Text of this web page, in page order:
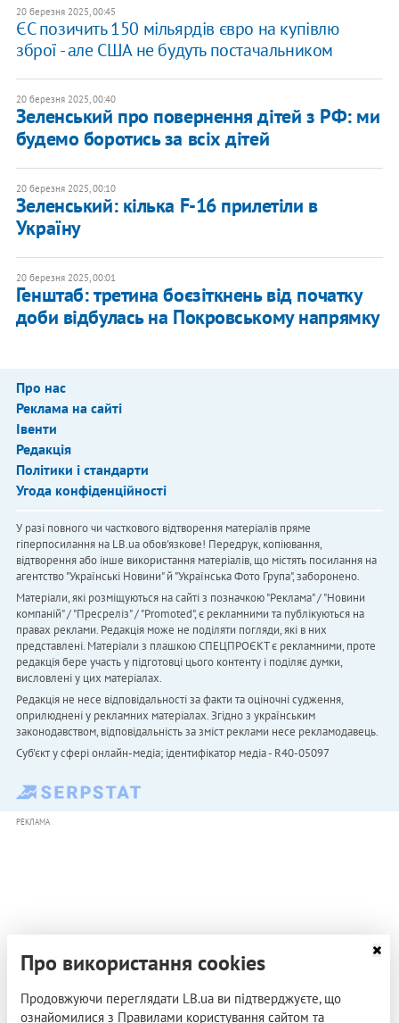
20 березня 2025, 00:45
ЄС позичить 150 мільярдів євро на купівлю
зброї - але США не будуть постачальником
20 березня 2025, 00:40
Зеленський про повернення дітей з РФ: ми
будемо боротись за всіх дітей
20 березня 2025, 00:10
Зеленський: кілька F-16 прилетіли в
Україну
20 березня 2025, 00:01
Генштаб: третина боєзіткнень від початку
доби відбулась на Покровському напрямку
Про нас
Реклама на сайті
Івенти
Редакція
Політики і стандарти
Угода конфіденційності
У разі повного чи часткового відтворення матеріалів пряме
гіперпосилання на LB.ua обов'язкове! Передрук, копіювання,
відтворення або інше використання матеріалів, що містять посилання на
агентство "Українськi Новини" й "Українська Фото Група", заборонено.
Матеріали, які розміщуються на сайті з позначкою "Реклама" / "Новини
компаній" / "Пресреліз" / "Promoted", є рекламними та публікуються на
правах реклами. Редакція може не поділяти погляди, які в них
представлені. Матеріали з плашкою СПЕЦПРОЄКТ є рекламними, проте
редакція бере участь у підготовці цього контенту і поділяє думки,
висловлені у цих матеріалах.
Редакція не несе відповідальності за факти та оціночні судження,
оприлюднені у рекламних матеріалах. Згідно з українським
законодавством, відповідальність за зміст реклами несе рекламодавець.
Cуб'єкт у сфері онлайн-медіа; ідентифікатор медіа - R40-05097
РЕКЛАМА
Про використання cookies
Продовжуючи переглядати LB.ua ви підтверджуєте, що
ознайомилися з Правилами користування сайтом та